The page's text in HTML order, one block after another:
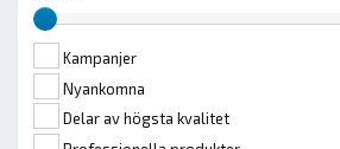
Kampanjer
Nyankomna
Delar av högsta kvalitet